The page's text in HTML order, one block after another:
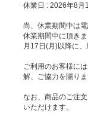
休業日 : 2026年8
尚、休業期間中は
休業期間中に頂き
月17日(月)以降に、
ご利用のお客様に
解、ご協力を賜り
なお、商品のご注
いただけます。